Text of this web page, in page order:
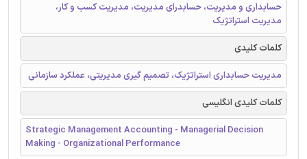
حسابداری و مدیریت، حسابدرای مدیریت، مدیریت کسب و کار،
مدیریت استراتژیک
کلمات کلیدی
مدیریت حسابداری استراتژیک، تصمیم گیری مدیریتی، عملکرد سازمانی
کلمات کلیدی انگلیسی
Strategic Management Accounting - Managerial Decision
Making - Organizational Performance